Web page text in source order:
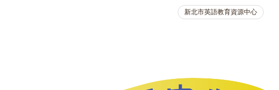
新北市英語教育資源中心